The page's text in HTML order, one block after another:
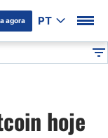
agora PT
hoje